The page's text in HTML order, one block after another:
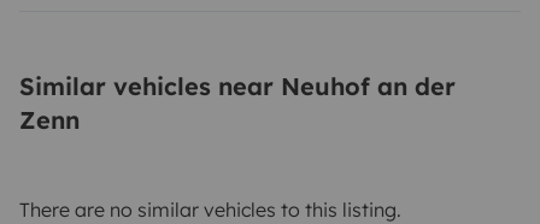
Similar vehicles near Neuhof an der
Zenn
There are no similar vehicles to this listing.